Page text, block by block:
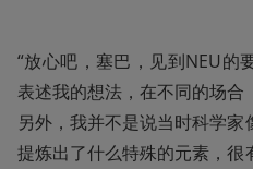
“放心吧，塞巴，见到NEU的
表述我的想法，在不同的场合
另外，我并不是说当时科学
提炼出了什么特殊的元素，